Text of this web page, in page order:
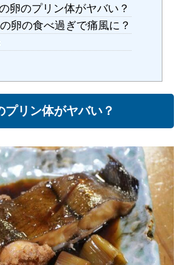
卵のプリン体がヤバい？
卵の食べ過ぎで痛風に？
プリン体がヤバい？